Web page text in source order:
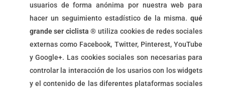
usuarios de forma anónima por nuestra web para
hacer un seguimiento estadístico de la misma.qué
grande ser ciclista ® utiliza cookies de redes sociales
externas como Facebook, Twitter, Pinterest, YouTube
y Google+. Las cookies sociales son necesarias para
controlar la interacción de los usarios con los widgets
y el contenido de las diferentes plataformas sociales